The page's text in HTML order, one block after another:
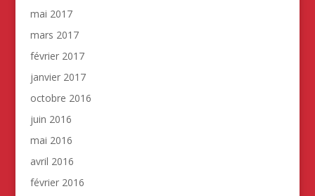
mai 2017
mars 2017
février 2017
janvier 2017
octobre 2016
juin 2016
mai 2016
avril 2016
février 2016